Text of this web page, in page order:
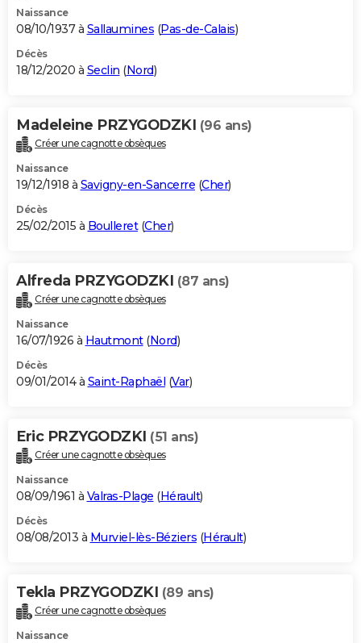
Naissance
08/10/1937 à Sallaumines (Pas-de-Calais)
Décès
18/12/2020 à Seclin (Nord)
Madeleine PRZYGODZKI (96 ans)
Créer une cagnotte obsèques
Naissance
19/12/1918 à Savigny-en-Sancerre (Cher)
Décès
25/02/2015 à Boulleret(Cher)
Alfreda PRZYGODZKI (87 ans)
Créer une cagnotte obsèques
Naissance
16/07/1926 à Hautmont(Nord)
Décès
09/01/2014 à Saint-Raphaël (Var)
Eric PRZYGODZKI (51 ans)
Créer une cagnotte obsèques
Naissance
08/09/1961 à Valras-Plage (Hérault)
Décès
08/08/2013 à Murviel-lès-Béziers (Hérault)
Tekla PRZYGODZKI (89 ans)
Créer une cagnotte obsèques
Naissance